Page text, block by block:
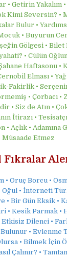
• Getirin Yakalım
Kimi Seversin? •
Bulur •
• Buyurun
Gölgesi • Bilet
• Cülün
Haftasonu •
Elması •
Fakirlik •
• Çorbacı •
• Siz de Atın •
İtirazı •
Açlık • Adamına
Müsaade Etmez
Fıkralar
• Oruç Borcu •
• İnterneti
• Bir Gün Eksik •
• Kesik Parmak
Etkisiz Dilenci •
• Evlenme
• Bilmek İçin
Çalınır? •